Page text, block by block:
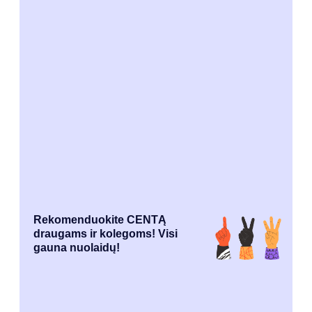
Rekomenduokite CENTĄ
draugams ir kolegoms! Visi
gauna nuolaidų!